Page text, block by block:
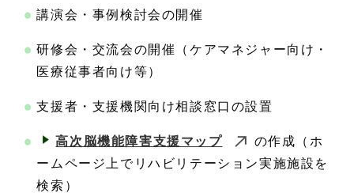
講演会・事例検討会の開催
研修会・交流会の開催（ケアマネジャー向け・
医療従事者向け等）
支援者・支援機関向け相談窓口の設置
高次脳機能障害支援マップ
の作成（ホ
ームページ上でリハビリテーション実施施設を
検索）